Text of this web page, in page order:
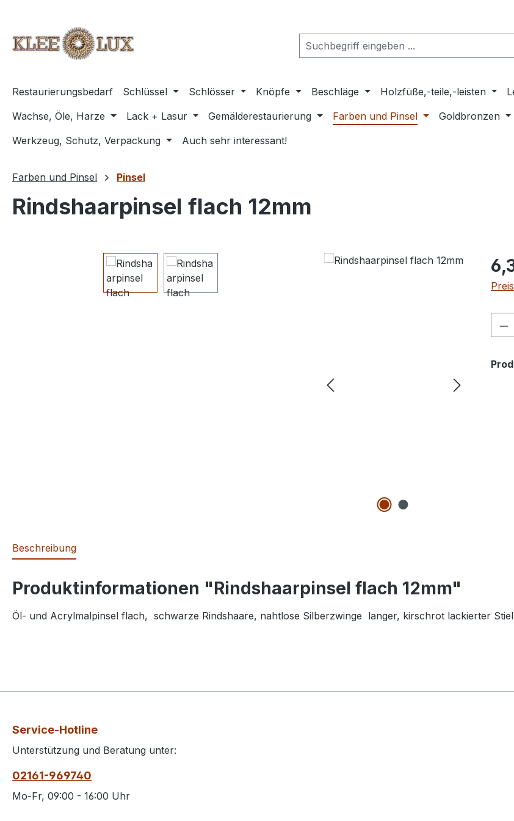
Restaurierungsbedarf Schlüssel Schlösser Knöpfe Beschläge Holzfüße,-teile,-leisten
Wachse, Öle, Harze
Lack + Lasur Gemälderestaurierung Farben und Pinsel Goldbronzen
Werkzeug, Schutz, Verpackung
Auch sehr interessant!
Farben und Pinsel Pinsel
Rindshaarpinsel flach 12mm
Beschreibung
Produktinformationen "Rindshaarpinsel flach 12mm"
Öl- und Acrylmalpinsel flach, schwarze Rindshaare, nahtlose Silberzwinge langer, kirschrot lackierter Stiel
Service-Hotline
Unterstützung und Beratung unter:
02161-969740
Mo-Fr, 09:00 - 16:00 Uhr